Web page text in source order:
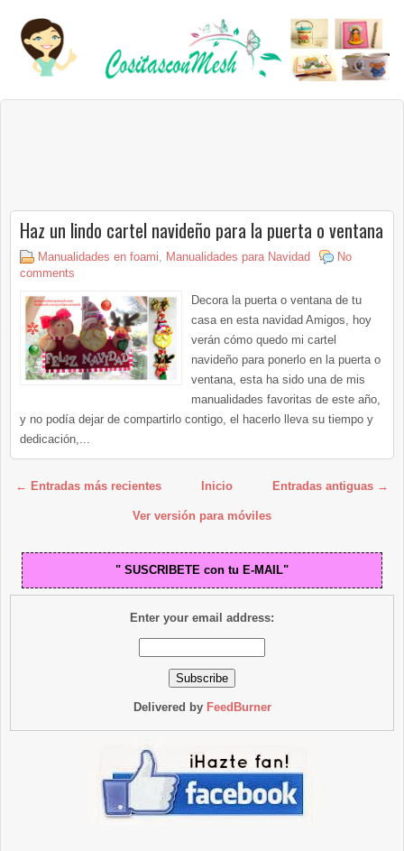
Haz un lindo cartel navideño para la puerta o ventana
Manualidades en foami Manualidades para Navidad
No
comments
Decora la puerta o ventana de tu
casa en esta navidad Amigos, hoy
verán cómo quedo mi cartel
navideño para ponerlo en la puerta o
ventana, esta ha sido una de mis
manualidades favoritas de este año,
y no podía dejar de compartirlo contigo, el hacerlo lleva su tiempo y
dedicación,...
← Entradas más recientes Entradas antiguas →
Inicio
Ver versión para móviles
" SUSCRIBETE con tu E-MAIL"
Enter your email address:
Delivered by FeedBurner